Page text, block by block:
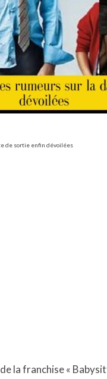
de sortie enfin dévoilées
la franchise «